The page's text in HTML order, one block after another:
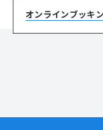
オンラインブッキ